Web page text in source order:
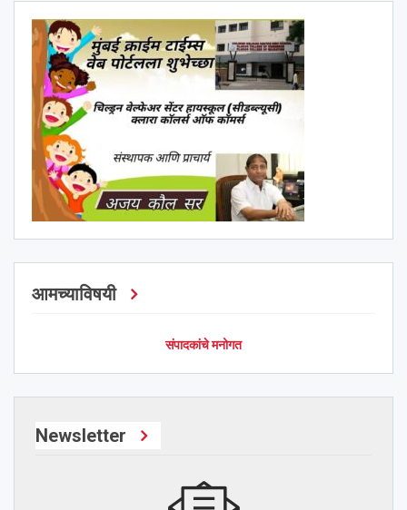
आमच्याविषयी
संपादकांचे मनोगत
Newsletter